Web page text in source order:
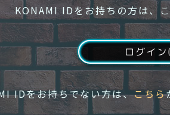
KONAMI IDをお持ちの方は、
ログイ
IDをお持ちでない方は、こちら